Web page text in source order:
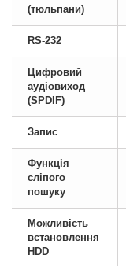
(тюльпани)
RS-232
Цифровий
аудіовиход
(SPDIF)
Запис
Функція
сліпого
пошуку
Можливість
встановлення
HDD